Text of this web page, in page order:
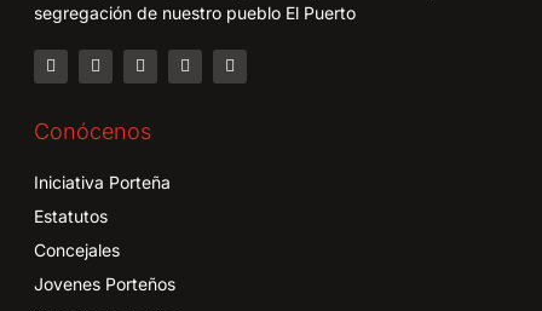
segregación de nuestro pueblo El Puerto
Conócenos
Iniciativa Porteña
Estatutos
Concejales
Jovenes Porteños